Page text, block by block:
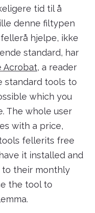
tid til å
denne filtypen
hjelpe, ikke
standard, har
Acrobat, a reader
standard tools to
which you
The whole user
with a price,
fellerits free
it installed and
to their monthly
the tool to